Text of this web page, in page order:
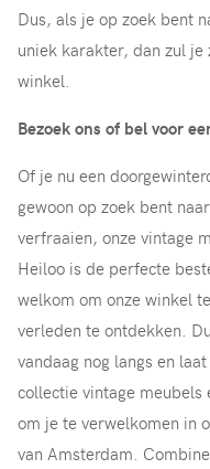
Dus, als je op zoek bent
uniek karakter, dan zul je
winkel.
Bezoek ons of bel voor
Of je nu een
gewoon op zoek bent
verfraaien, onze vintage
Heiloo is de perfecte
welkom om onze winkel
verleden te ontdekken.
vandaag nog langs en
collectie vintage meubels
om je te verwelkomen in
van Amsterdam.